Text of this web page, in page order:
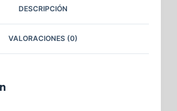
DESCRIPCIÓN
VALORACIONES (0)